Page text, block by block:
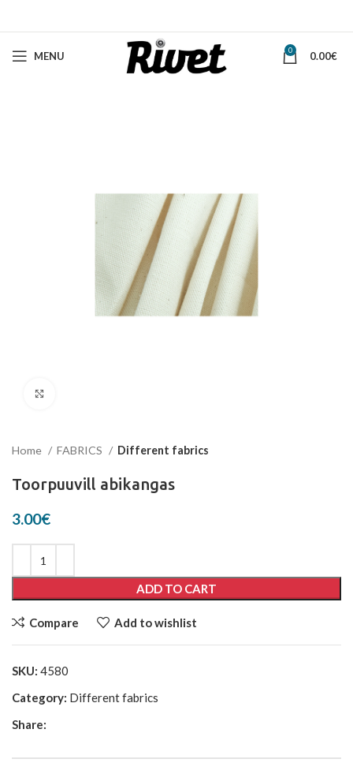
MENU 0 0.00€
Home FABRICS Different fabrics
Toorpuuvill abikangas
3.00€
ADD TO CART
Compare Add to wishlist
SKU: 4580
Category: Different fabrics
Share: